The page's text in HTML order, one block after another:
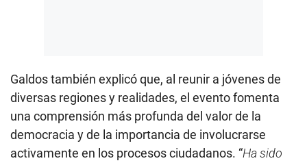
Galdos también explicó que, al reunir a jóvenes de
diversas regiones y realidades, el evento fomenta
una comprensión más profunda del valor de la
democracia y de la importancia de involucrarse
activamente en los procesos ciudadanos. “Ha sido